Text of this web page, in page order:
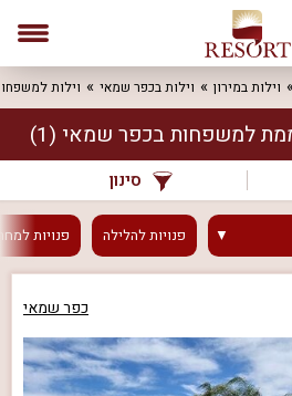
וילות במירון וילות בכפר שמאי וילות
למשפחות בכפר שמאי (1)
סינון
פנויותלהלילה פנויות
כפר שמאי